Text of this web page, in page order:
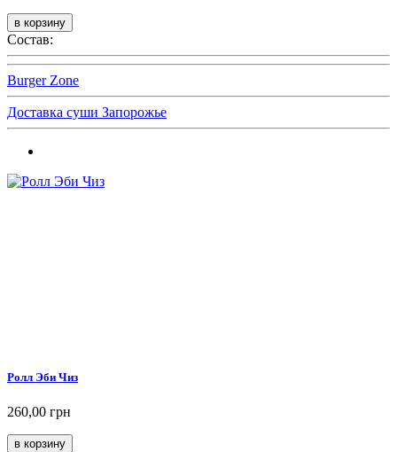
Состав:
Burger Zone
Доставка суши Запорожье
Ролл Эби Чиз
260,00 грн